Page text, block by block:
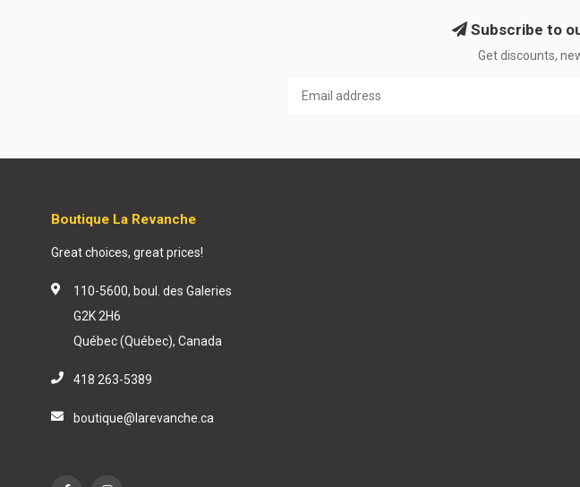
Subscribe to
Get discounts,
Boutique La Revanche
Great choices, great prices!
110-5600, boul. des Galeries
G2K 2H6
Québec (Québec), Canada
418 263-5389
boutique@larevanche.ca